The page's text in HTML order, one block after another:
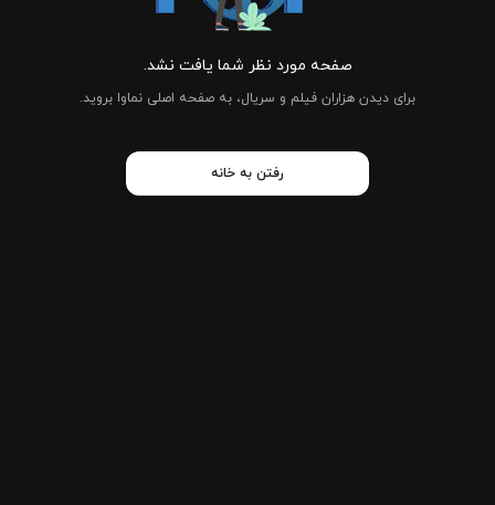
صفحه مورد نظر شما یافت نشد.
برای دیدن هزاران فیلم و سریال، به صفحه اصلی نماوا بروید.
رفتن به خانه